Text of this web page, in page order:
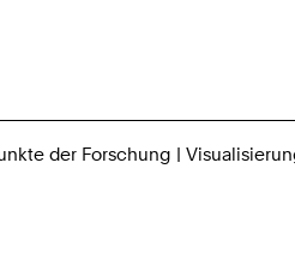
der Forschung